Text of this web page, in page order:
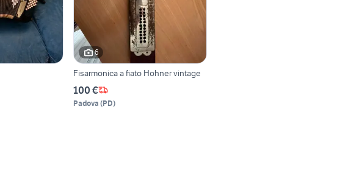
6
Fisarmonica a fiato Hohner vintage
100 €
Padova (PD)